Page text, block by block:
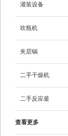
灌装设备
吹瓶机
夹层锅
二手干燥机
二手反应釜
查看更多